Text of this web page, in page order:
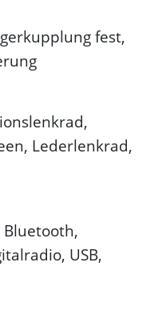
fest,
Lederlenkrad,
Bluetooth,
USB,